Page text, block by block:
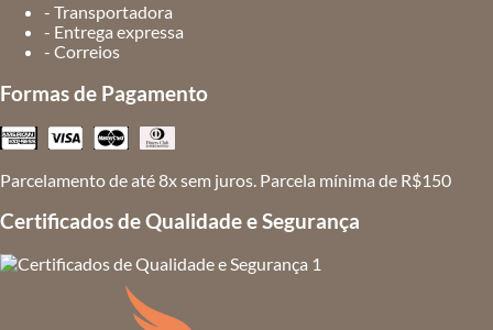
- Transportadora
- Entrega expressa
- Correios
Formas de Pagamento
Parcelamento de até 8x sem juros. Parcela mínima de R$150
Certificados de Qualidade e Segurança